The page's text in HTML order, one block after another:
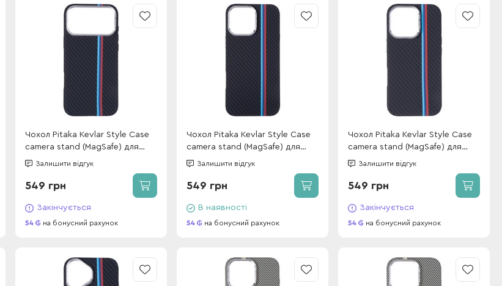
Чохол Pitaka Kevlar Style Case
camera stand (MagSafe) для
iPhone 17 Pro Max Charcoal
Залишити відгук
549 грн
Закінчується
54 на бонусний рахунок
Чохол Pitaka Kevlar Style Case
camera stand (MagSafe) для
iPhone 16 Pro Max Charcoal
Залишити відгук
549 грн
В наявності
54 на бонусний рахунок
Чохол Pitaka Kevlar Style Case
camera stand (MagSafe) для
iPhone 16 Pro Charcoal Classic
Залишити відгук
549 грн
Закінчується
54 на бонусний рахунок